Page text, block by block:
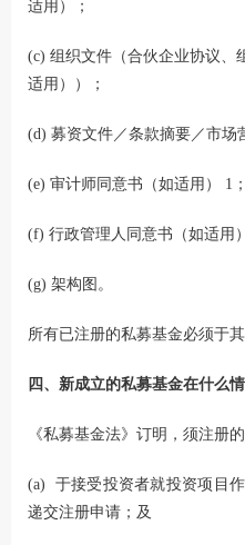
适用）；
(c) 组织文件（合伙企业协议、
适用））；
(d) 募资文件／条款摘要／市场
(e) 审计师同意书（如适用） 1；
(f) 行政管理人同意书（如适用
(g) 架构图。
所有已注册的私募基金必须于
四、新成立的私募基金在什么
《私募基金法》订明，须注册
(a) 于接受投资者就投资项目
递交注册申请；及